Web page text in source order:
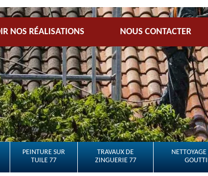
NOS RÉALISATIONS NOUS CONTACTER
PEINTURE SUR
TUILE 77
TRAVAUX DE
ZINGUERIE 77
NETTOYAGE